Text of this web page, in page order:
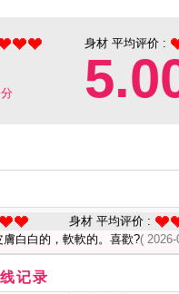
分
身材 平均评价 :
身材 平均评价 :
白白的，軟軟的。喜歡?(
记录